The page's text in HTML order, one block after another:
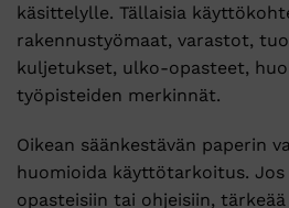
käsittelylle. Tällaisia
rakennustyömaat, varastot,
kuljetukset, ulko-opasteet,
työpisteiden merkinnät.
Oikean säänkestävän paperin
huomioida käyttötarkoitus.
opasteisiin tai ohjeisiin,